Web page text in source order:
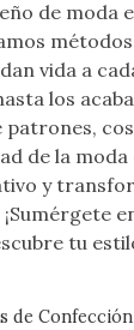
de moda
vida a
los
patrones,
de la
y
tu
de Confección